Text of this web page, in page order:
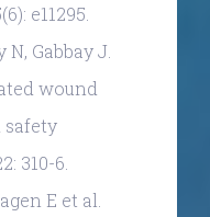
e11295.
Gabbay J.
wound
safety
310-6.
E et al.